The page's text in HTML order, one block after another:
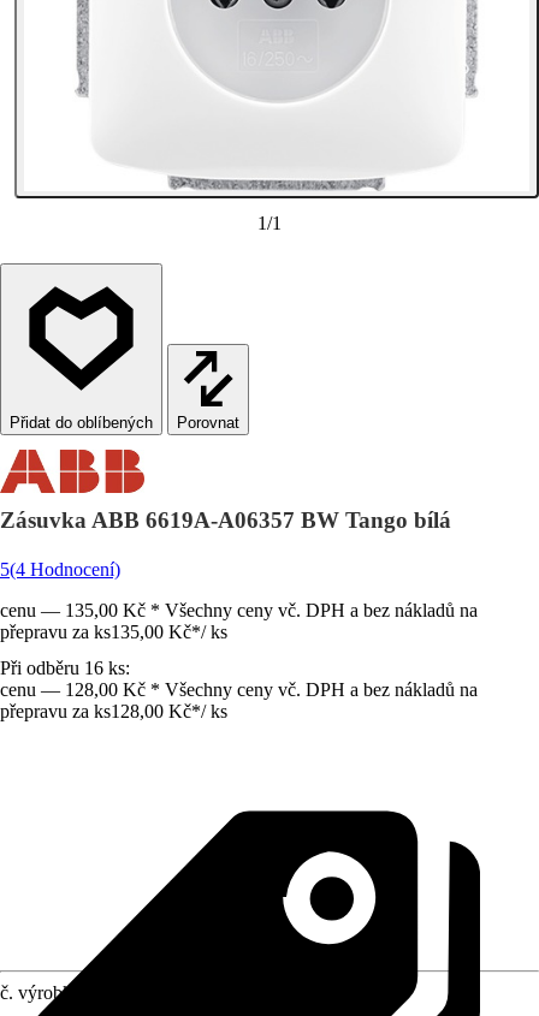
1/1
Porovnat
Zásuvka ABB 6619A-A06357 BW Tango bílá
5(4 Hodnocení)
cenu — 135,00 Kč * Všechny ceny vč. DPH a bez nákladů na
přepravu za ks135,00 Kč*/ ks
Při odběru 16 ks:
cenu — 128,00 Kč * Všechny ceny vč. DPH a bez nákladů na
přepravu za ks128,00 Kč*/ ks
č. výrobku